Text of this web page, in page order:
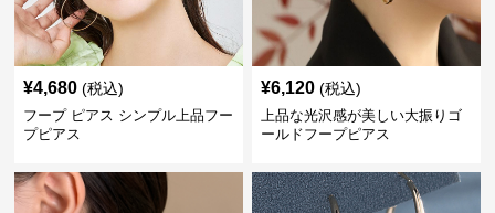
¥4,680 (税込)
フープ ピアス シンプル上品フー
プピアス
¥6,120 (税込)
上品な光沢感が美しい大振りゴ
ールドフープピアス